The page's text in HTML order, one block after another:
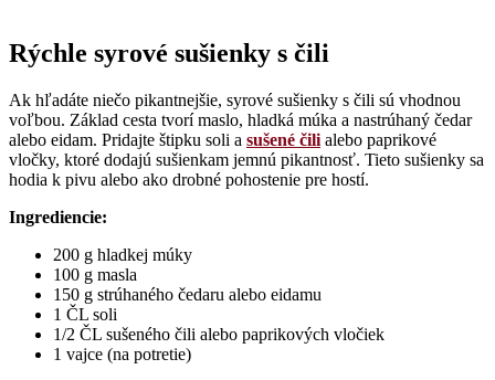
Rýchle syrové sušienky s čili
Ak hľadáte niečo pikantnejšie, syrové sušienky s čili sú vhodnou
voľbou. Základ cesta tvorí maslo, hladká múka a nastrúhaný čedar
alebo eidam. Pridajte štipku soli a sušené čili alebo paprikové
vločky, ktoré dodajú sušienkam jemnú pikantnosť. Tieto sušienky sa
hodia k pivu alebo ako drobné pohostenie pre hostí.
Ingrediencie:
200 g hladkej múky
100 g masla
150 g strúhaného čedaru alebo eidamu
1 ČL soli
1/2 ČL sušeného čili alebo paprikových vločiek
1 vajce (na potretie)